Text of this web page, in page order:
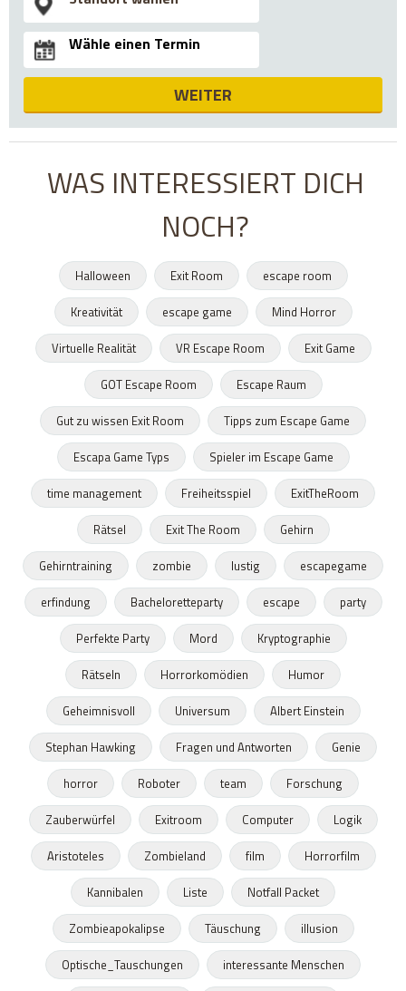
WEITER
WAS INTERESSIERT DICH
NOCH?
Halloween Exit Room
escape room
Kreativität
escape game
Mind Horror
Virtuelle Realität
VR Escape Room
Exit Game
GOT Escape Room
Escape Raum
Gut zu wissen Exit Room
Tipps zum Escape Game
Escapa Game Typs
Spieler im Escape Game
time management
Freiheitsspiel
ExitTheRoom
Rätsel
Exit The Room
Gehirn
Gehirntraining
zombie lustig
escapegame
erfindung
Bacheloretteparty escape
party
Perfekte Party
Mord
Kryptographie
Rätseln
Horrorkomödien
Humor
Geheimnisvoll
Universum
Albert Einstein
Stephan Hawking
Fragen und Antworten
Genie
horror
Roboter team
Forschung
Zauberwürfel
Exitroom Computer
Logik
Aristoteles
Zombieland film
Horrorfilm
Kannibalen
Liste
Notfall Packet
Zombieapokalipse
Täuschung
illusion
Optische_Tauschungen
interessante Menschen